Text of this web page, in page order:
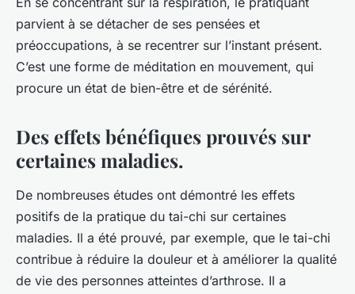
parvient à se détacher de ses pensées et
préoccupations, à se recentrer sur l’instant présent.
C’est une forme de méditation en mouvement, qui
procure un état de bien-être et de sérénité.
Des effets bénéfiques prouvés sur
certaines maladies.
De nombreuses études ont démontré les effets
positifs de la pratique du tai-chi sur certaines
maladies. Il a été prouvé, par exemple, que le tai-chi
contribue à réduire la douleur et à améliorer la qualité
de vie des personnes atteintes d’arthrose. Il a